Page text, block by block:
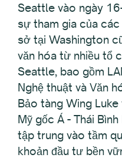
Seattle vào ngày
sự tham gia của
sở tại Washington
văn hóa từ nhiều tổ
Seattle, bao gồm
Nghệ thuật và Văn
Bảo tàng Wing
Mỹ gốc Á - Thái
tập trung vào tầm
khoản đầu tư bền